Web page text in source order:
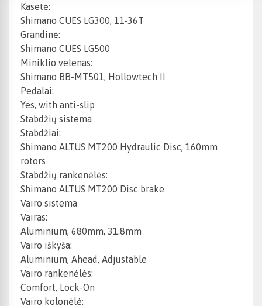
Kasetė:
Shimano CUES LG300, 11-36T
Grandinė:
Shimano CUES LG500
Miniklio velenas:
Shimano BB-MT501, Hollowtech II
Pedalai:
Yes, with anti-slip
Stabdžių sistema
Stabdžiai:
Shimano ALTUS MT200 Hydraulic Disc, 160mm
rotors
Stabdžių rankenėlės:
Shimano ALTUS MT200 Disc brake
Vairo sistema
Vairas:
Aluminium, 680mm, 31.8mm
Vairo iškyša:
Aluminium, Ahead, Adjustable
Vairo rankenėlės:
Comfort, Lock-On
Vairo kolonėlė: